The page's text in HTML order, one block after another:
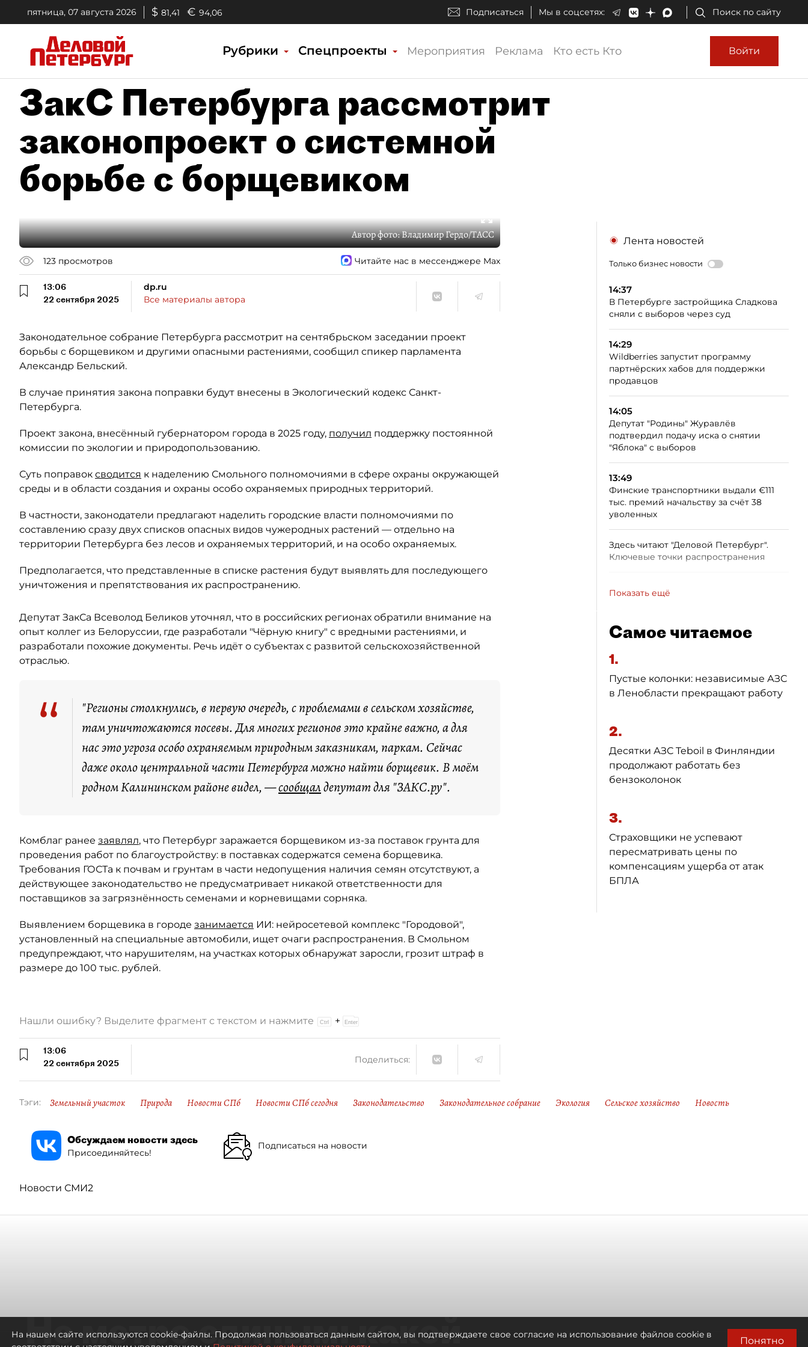
пятница, 07 августа 2026 $ 81,41 € 94,06 Подписаться Мы в соцсетях: Поиск по сайту
Рубрики Спецпроекты Мероприятия Реклама Кто есть Кто Войти
ЗакС Петербурга рассмотрит
законопроект о системной
борьбе с борщевиком
Автор фото:Владимир Гердо/ТАСС
123 просмотров Читайте нас в мессенджере Max
13:06
22 сентября 2025
dp.ru
Все материалы автора
Законодательное собрание Петербурга рассмотрит на сентябрьском заседании проект
борьбы c борщевиком и другими опасными растениями, сообщил спикер парламента
Александр Бельский.
В случае принятия закона поправки будут внесены в Экологический кодекс Санкт-
Петербурга.
Проект закона, внесённый губернатором города в 2025 году, получил поддержку постоянной
комиссии по экологии и природопользованию.
Суть поправок сводится к наделению Смольного полномочиями в сфере охраны окружающей
среды и в области создания и охраны особо охраняемых природных территорий.
В частности, законодатели предлагают наделить городские власти полномочиями по
составлению сразу двух списков опасных видов чужеродных растений — отдельно на
территории Петербурга без лесов и охраняемых территорий, и на особо охраняемых.
Предполагается, что представленные в списке растения будут выявлять для последующего
уничтожения и препятствования их распространению.
Депутат ЗакСа Всеволод Беликов уточнял, что в российских регионах обратили внимание на
опыт коллег из Белоруссии, где разработали "Чёрную книгу" с вредными растениями, и
разработали похожие документы. Речь идёт о субъектах с развитой сельскохозяйственной
отраслью.
“
"Регионы столкнулись, в первую очередь, с проблемами в сельском хозяйстве,
там уничтожаются посевы. Для многих регионов это крайне важно, а для
нас это угроза особо охраняемым природным заказникам, паркам. Сейчас
даже около центральной части Петербурга можно найти борщевик. В моём
родном Калининском районе видел, —сообщалдепутат для "ЗАКС.ру".
Комблаг ранее заявлял, что Петербург заражается борщевиком из-за поставок грунта для
проведения работ по благоустройству: в поставках содержатся семена борщевика.
Требования ГОСТа к почвам и грунтам в части недопущения наличия семян отсутствуют, а
действующее законодательство не предусматривает никакой ответственности для
поставщиков за загрязнённость семенами и корневищами сорняка.
Выявлением борщевика в городе занимается ИИ: нейросетевой комплекс "Городовой",
установленный на специальные автомобили, ищет очаги распространения. В Смольном
предупреждают, что нарушителям, на участках которых обнаружат заросли, грозит штраф в
размере до 100 тыс. рублей.
Лента новостей
Только бизнес новости
14:37
В Петербурге застройщика Сладкова
сняли с выборов через суд
14:29
Wildberries запустит программу
партнёрских хабов для поддержки
продавцов
14:05
Депутат "Родины" Журавлёв
подтвердил подачу иска о снятии
"Яблока" с выборов
13:49
Финские транспортники выдали €111
тыс. премий начальству за счёт 38
уволенных
Здесь читают "Деловой Петербург".
Ключевые точки распространения
Показать ещё
Самое читаемое
1.
Пустые колонки: независимые АЗС
в Ленобласти прекращают работу
2.
Десятки АЗС Teboil в Финляндии
продолжают работать без
бензоколонок
3.
Страховщики не успевают
пересматривать цены по
компенсациям ущерба от атак
БПЛА
Нашли ошибку? Выделите фрагмент с текстом и нажмите +
13:06
22 сентября 2025
Поделиться:
Тэги: Земельный участок Природа Новости СПб Новости СПб сегодня Законодательство Законодательное собрание Экология Сельское хозяйство Новость
Обсуждаем новости здесь
Присоединяйтесь!
Подписаться на новости
Новости СМИ2
Не метро единым: какой
На нашем сайте используются cookie-файлы. Продолжая пользоваться данным сайтом, вы подтверждаете свое согласие на использование файлов cookie в
Понятно